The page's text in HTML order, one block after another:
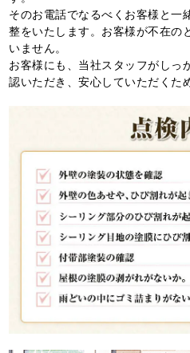
そのお電話でなるべくお客様と一
整をいたします。お客様が不在の
いません。
お客様にも、当社スタッフがしっ
認いただき、安心していただくた